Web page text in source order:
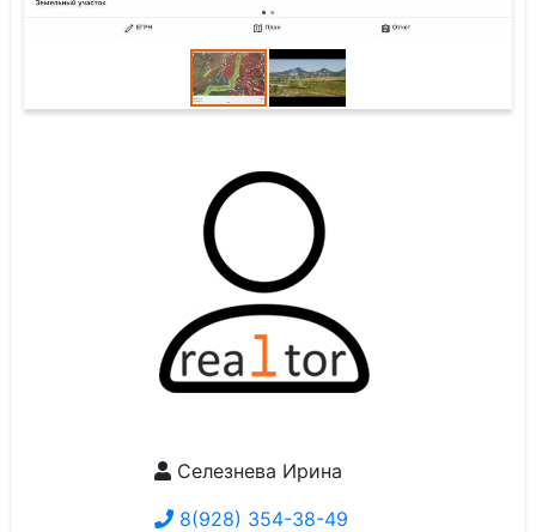
Селезнева Ирина
8(928) 354-38-49